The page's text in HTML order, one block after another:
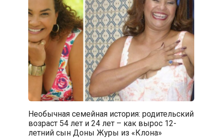
Необычная семейная история: родительский
возраст 54 лет и 24 лет – как вырос 12-
летний сын Доны Журы из «Клона»